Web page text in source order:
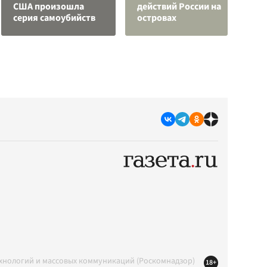
США произошла
серия самоубийств
действий России на
островах
и массовых коммуникаций (Роскомнадзор)
18+